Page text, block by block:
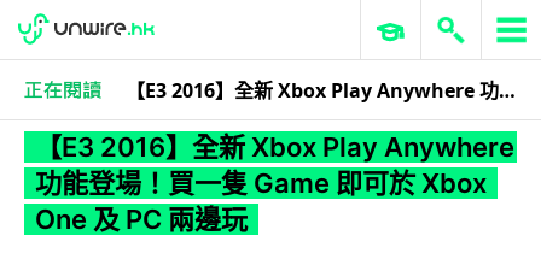
【E3 2016】全新 Xbox Play Anywhere 功能登場！買一隻 Game 即可於 Xbox One 及 PC 兩邊玩
科技娛樂 遊戲情報
【E3 2016】全新 Xbox Play Anywhere
功能登場！買一隻 Game 即可於 Xbox
One 及 PC 兩邊玩